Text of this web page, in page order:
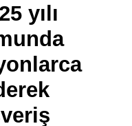
yılı